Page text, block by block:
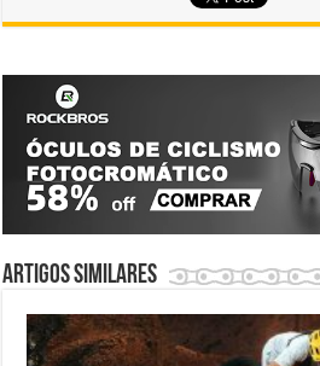
Artigos similares